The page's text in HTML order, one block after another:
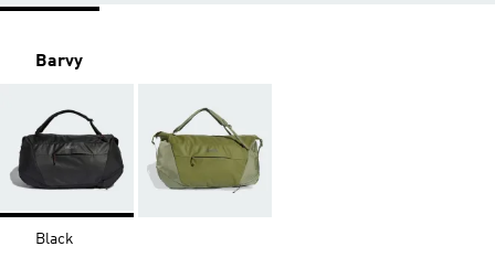
Barvy
Black